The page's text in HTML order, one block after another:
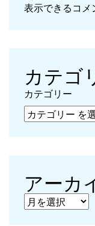
表示できるコメ
カテゴ
カテゴリー
アーカ
アーカイブ